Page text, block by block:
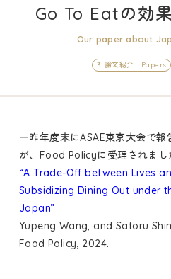
教員略歴
下川ゼミ
研究概要
プロジェクト
研究業績
ブログ
Go To Eatの効
Our paper about
3. 論文紹介｜Papers
一昨年度末にASAE東京大会で
が、Food Policyに受理されまし
“A Trade-Off between Lives
Subsidizing Dining Out under
Japan”
Yupeng Wang, and Satoru
Food Policy, 2024.